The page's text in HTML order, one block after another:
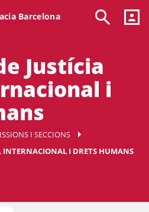
Barcelona
Justícia
i
I SECCIONS
INTERNACIONAL I DRETS HUMANS